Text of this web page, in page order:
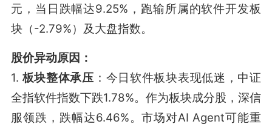
元，当日跌幅达9.25%，跑输所属的软件开发板
块（-2.79%）及大盘指数。
股价异动原因：
1. 板块整体承压 ：今日软件板块表现低迷，中证
全指软件指数下跌1.78%。作为板块成分股，深信
服领跌，跌幅达6.46%。市场对AI Agent可能重